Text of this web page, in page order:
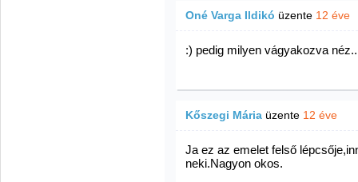
Oné Varga Ildikó üzente 12 éve
:) pedig milyen vágyakozva
Kőszegi Mária üzente 12 éve
Ja ez az emelet felső
neki.Nagyon okos.